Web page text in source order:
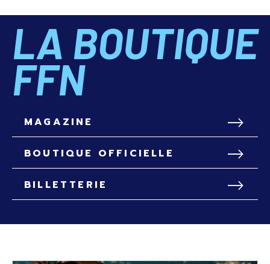
LA BOUTIQUE
FFN
MAGAZINE
BOUTIQUE OFFICIELLE
BILLETTERIE